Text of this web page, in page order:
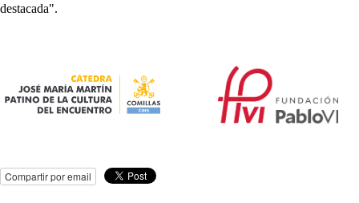
destacada".
Compartir por email